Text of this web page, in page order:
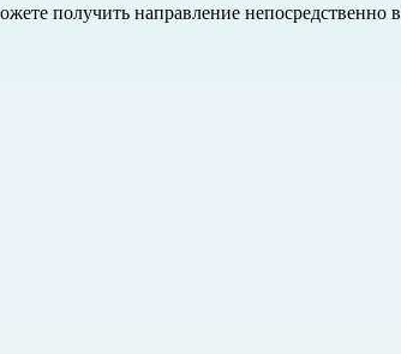
получить направление непосредственно в